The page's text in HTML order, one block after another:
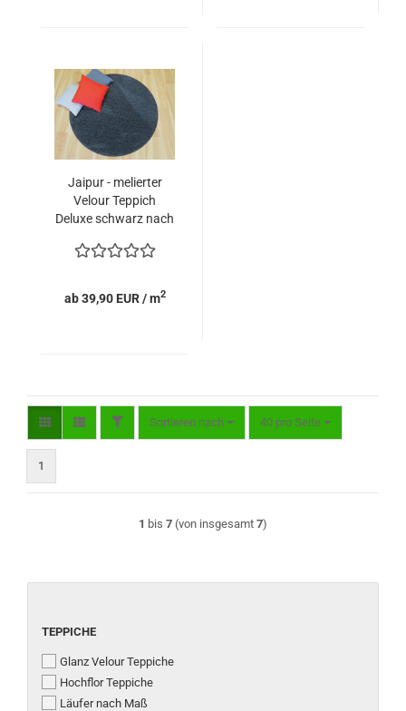
Jaipur - melierter
Velour Teppich
Deluxe schwarz nach
ab 39,90 EUR / m2
FILTERSortieren nach
Sortieren nach 40 pro Seite
pro Seite
1
1 bis 7 (von insgesamt 7)
TEPPICHE
TEPPICHE
Glanz Velour Teppiche
Hochflor Teppiche
Läufer nach Maß